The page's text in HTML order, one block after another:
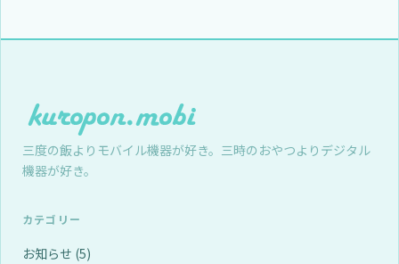
三度の飯よりモバイル機器が好き。三時のおやつよりデジタル
機器が好き。
カテゴリー
お知らせ (5)